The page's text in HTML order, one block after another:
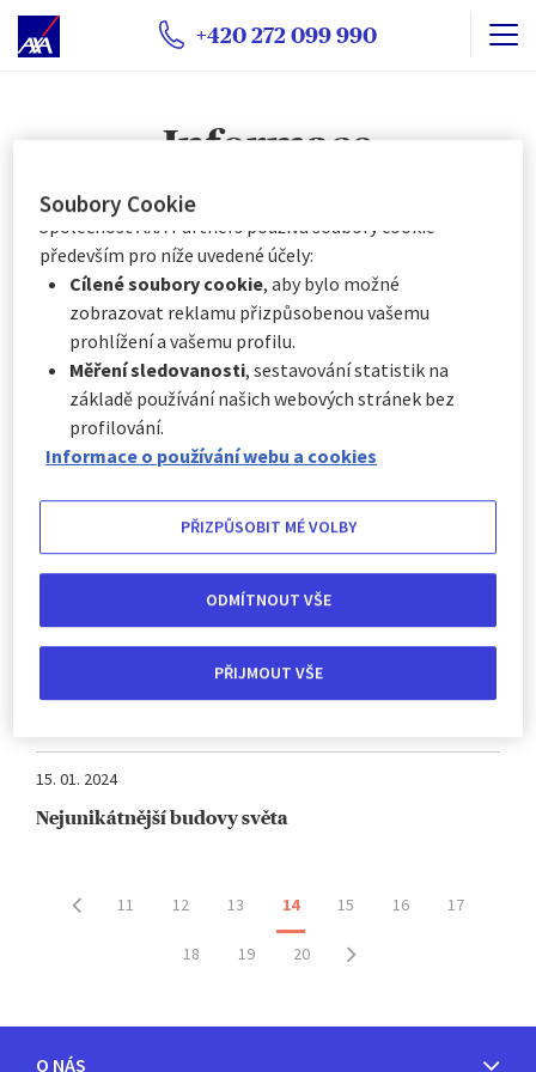
+420 272 099 990
Informace
Informace
15. 01. 2024
Nejunikátnější budovy v Evropě
15. 01. 2024
Nejdelší cesta autobusem na světě
15. 01. 2024
Nejdelší cesta vlakem na světě
Ideální zimní dovolená
15. 01. 2024
Nejunikátnější budovy světa
11 12 13 14 15 16 17
18 19 20
O NÁS
Soubory Cookie
s některými volitelnými soubory cookie v závislosti na
jejich kategorii, a to:
Kdykoli kliknutím na „Centrum předvoleb souborů
stránek.
Společnost AXA Partners používá soubory cookie
především pro níže uvedené účely:
Cílené soubory cookie, aby bylo možné
zobrazovat reklamu přizpůsobenou vašemu
prohlížení a vašemu profilu.
Měření sledovanosti, sestavování statistik na
základě používání našich webových stránek bez
profilování.
Informace o používání webu a cookies
PŘIZPŮSOBIT MÉ VOLBY
ODMÍTNOUT VŠE
PŘIJMOUT VŠE